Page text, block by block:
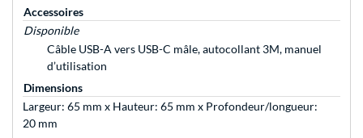
Accessoires
Disponible
Câble USB-A vers USB-C mâle, autocollant 3M, manuel
d’utilisation
Dimensions
Largeur: 65 mm x Hauteur: 65 mm x Profondeur/longueur:
20 mm